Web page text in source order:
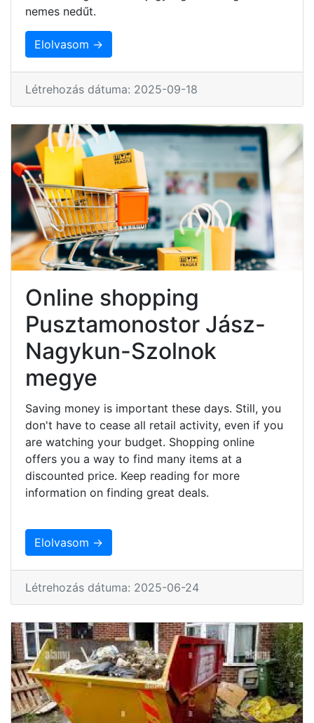
nemes nedűt.
Elolvasom →
Létrehozás dátuma: 2025-09-18
Online shopping
Pusztamonostor Jász-
Nagykun-Szolnok
megye
Saving money is important these days. Still, you
don't have to cease all retail activity, even if you
are watching your budget. Shopping online
offers you a way to find many items at a
discounted price. Keep reading for more
information on finding great deals.
Elolvasom →
Létrehozás dátuma: 2025-06-24